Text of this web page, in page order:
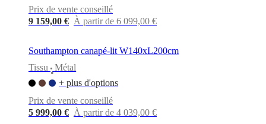
Prix de vente conseillé
9 159,00 € À partir de 6 099,00 €
Southampton canapé-lit W140xL200cm
Tissu
•
Métal
+ plus d'options
Prix de vente conseillé
5 999,00 € À partir de 4 039,00 €